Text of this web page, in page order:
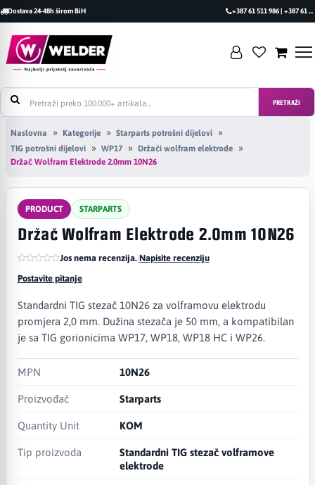
Dostava 24-48h širom BiH +387 61 511 986 | +387 61 493 470
PRETRAŽI
Naslovna Kategorije
Starparts potrošni dijelovi
TIG potrošni dijelovi
WP17
Držači wolfram elektrode
Držač Wolfram Elektrode 2.0mm 10N26
PRODUCT STARPARTS
Držač Wolfram Elektrode 2.0mm 10N26
Jos nema recenzija.|Napisite recenziju
Postavite pitanje
Standardni TIG stezač 10N26 za volframovu elektrodu
promjera 2,0 mm. Dužina stezača je 50 mm, a kompatibilan
je sa TIG gorionicima WP17, WP18, WP18 HC i WP26.
MPN 10N26
Proizvođač Starparts
Quantity Unit KOM
Tip proizvoda
Standardni TIG stezač volframove
elektrode